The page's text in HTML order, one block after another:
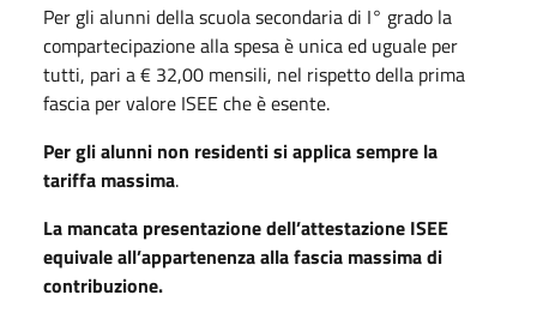
Per gli alunni della scuola secondaria di I° grado la
compartecipazione alla spesa è unica ed uguale per
tutti, pari a € 32,00 mensili, nel rispetto della prima
fascia per valore ISEE che è esente.
Per gli alunni non residenti si applica sempre la
tariffa massima.
La mancata presentazione dell’attestazione ISEE
equivale all’appartenenza alla fascia massima di
contribuzione.